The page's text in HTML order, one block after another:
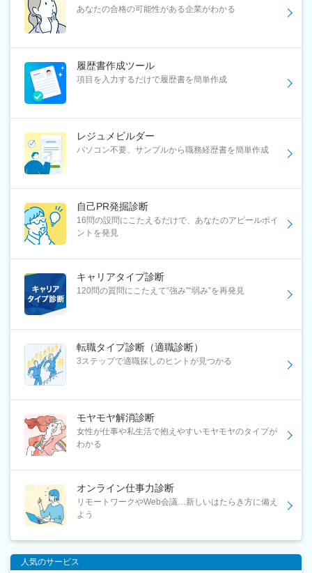
あなたの合格の可能性がある企業がわかる
履歴書作成ツール
項目を入力するだけで履歴書を簡単作成
レジュメビルダー
パソコン不要、サンプルから職務経歴書を簡単作成
自己PR発掘診断
16問の設問にこたえるだけで、あなたのアピールポイ
ントを発見
キャリアタイプ診断
120問の質問にこたえて“強み”“弱み”を再発見
転職タイプ診断（適職診断）
3ステップで適職探しのヒントが見つかる
モヤモヤ解消診断
女性が仕事や私生活で抱えやすいモヤモヤのタイプが
わかる
オンライン仕事力診断
リモートワークやWeb会議…新しいはたらき方に備え
よう
人気のサービス